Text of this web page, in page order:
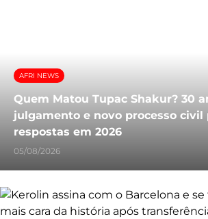
AFRI NEWS
Quem Matou Tupac Shakur? 30
julgamento e novo processo civil
respostas em 2026
05/08/2026